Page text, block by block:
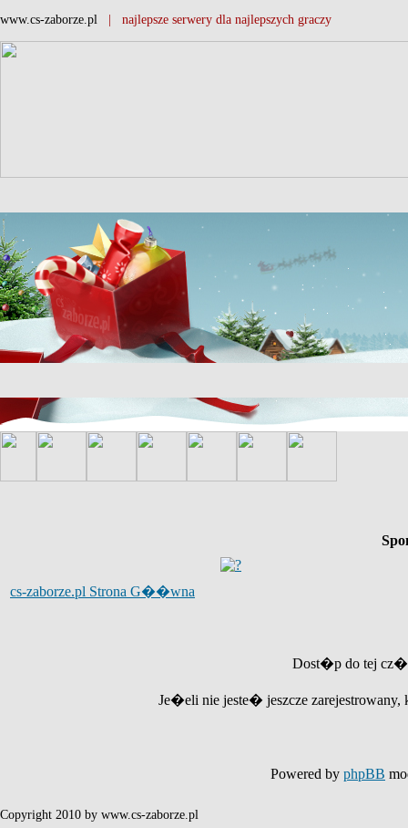
www.cs-zaborze.pl | najlepsze serwery dla najlepszych graczy
cs-zaborze.pl Strona G��wna
Dost�p do tej
Je�eli nie jeste� jeszcze
Powered by phpBB
Copyright 2010 by www.cs-zaborze.pl